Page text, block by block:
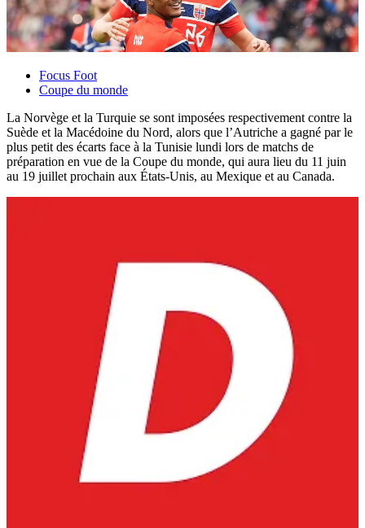
Focus Foot
Coupe du monde
La Norvège et la Turquie se sont imposées respectivement contre la
Suède et la Macédoine du Nord, alors que l’Autriche a gagné par le
plus petit des écarts face à la Tunisie lundi lors de matchs de
préparation en vue de la Coupe du monde, qui aura lieu du 11 juin
au 19 juillet prochain aux États-Unis, au Mexique et au Canada.